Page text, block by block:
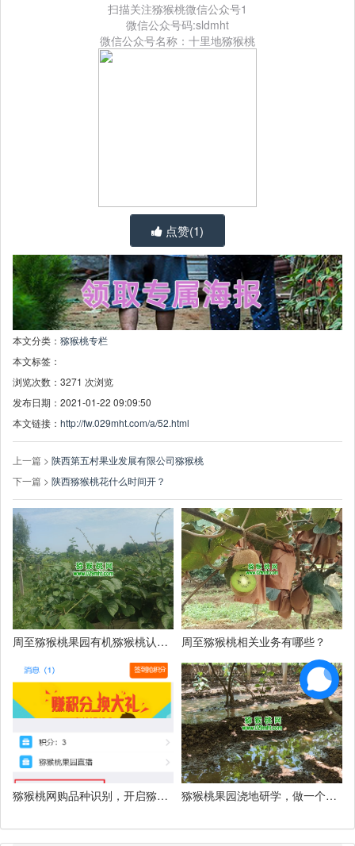
扫描关注猕猴桃微信公众号1
微信公众号码:sldmht
微信公众号名称：十里地猕猴桃
点赞(1)
本文分类： 猕猴桃专栏
本文标签：
浏览次数： 3271 次浏览
发布日期：2021-01-22 09:09:50
本文链接： http://fw.029mht.com/a/52.html
上一篇 > 陕西第五村果业发展有限公司猕猴桃
下一篇 > 陕西猕猴桃花什么时间开？
周至猕猴桃果园有机猕猴桃认领 周至猕猴桃相关业务有哪些？
猕猴桃网购品种识别，开启猕猴 猕猴桃果园浇地研学，做一个小